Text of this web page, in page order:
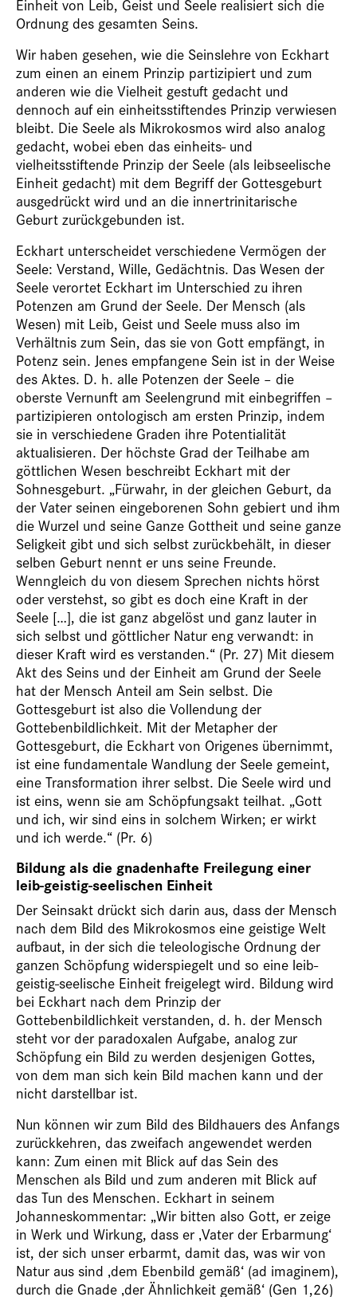
Einheit von Leib, Geist und Seele realisiert sich die
Ordnung des gesamten Seins.
Wir haben gesehen, wie die Seinslehre von Eckhart
zum einen an einem Prinzip partizipiert und zum
anderen wie die Vielheit gestuft gedacht und
dennoch auf ein einheitsstiftendes Prinzip verwiesen
bleibt. Die Seele als Mikrokosmos wird also analog
gedacht, wobei eben das einheits- und
vielheitsstiftende Prinzip der Seele (als leibseelische
Einheit gedacht) mit dem Begriff der Gottesgeburt
ausgedrückt wird und an die innertrinitarische
Geburt zurückgebunden ist.
Eckhart unterscheidet verschiedene Vermögen der
Seele: Verstand, Wille, Gedächtnis. Das Wesen der
Seele verortet Eckhart im Unterschied zu ihren
Potenzen am Grund der Seele. Der Mensch (als
Wesen) mit Leib, Geist und Seele muss also im
Verhältnis zum Sein, das sie von Gott empfängt, in
Potenz sein. Jenes empfangene Sein ist in der Weise
des Aktes. D. h. alle Potenzen der Seele – die
oberste Vernunft am Seelengrund mit einbegriffen –
partizipieren ontologisch am ersten Prinzip, indem
sie in verschiedene Graden ihre Potentialität
aktualisieren. Der höchste Grad der Teilhabe am
göttlichen Wesen beschreibt Eckhart mit der
Sohnesgeburt. „Fürwahr, in der gleichen Geburt, da
der Vater seinen eingeborenen Sohn gebiert und ihm
die Wurzel und seine Ganze Gottheit und seine ganze
Seligkeit gibt und sich selbst zurückbehält, in dieser
selben Geburt nennt er uns seine Freunde.
Wenngleich du von diesem Sprechen nichts hörst
oder verstehst, so gibt es doch eine Kraft in der
Seele […], die ist ganz abgelöst und ganz lauter in
sich selbst und göttlicher Natur eng verwandt: in
dieser Kraft wird es verstanden.“ (Pr. 27) Mit diesem
Akt des Seins und der Einheit am Grund der Seele
hat der Mensch Anteil am Sein selbst. Die
Gottesgeburt ist also die Vollendung der
Gottebenbildlichkeit. Mit der Metapher der
Gottesgeburt, die Eckhart von Origenes übernimmt,
ist eine fundamentale Wandlung der Seele gemeint,
eine Transformation ihrer selbst. Die Seele wird und
ist eins, wenn sie am Schöpfungsakt teilhat. „Gott
und ich, wir sind eins in solchem Wirken; er wirkt
und ich werde.“ (Pr. 6)
Bildung als die gnadenhafte Freilegung einer
leib-geistig-seelischen Einheit
Der Seinsakt drückt sich darin aus, dass der Mensch
nach dem Bild des Mikrokosmos eine geistige Welt
aufbaut, in der sich die teleologische Ordnung der
ganzen Schöpfung widerspiegelt und so eine leib-
geistig-seelische Einheit freigelegt wird. Bildung wird
bei Eckhart nach dem Prinzip der
Gottebenbildlichkeit verstanden, d. h. der Mensch
steht vor der paradoxalen Aufgabe, analog zur
Schöpfung ein Bild zu werden desjenigen Gottes,
von dem man sich kein Bild machen kann und der
nicht darstellbar ist.
Nun können wir zum Bild des Bildhauers des Anfangs
zurückkehren, das zweifach angewendet werden
kann: Zum einen mit Blick auf das Sein des
Menschen als Bild und zum anderen mit Blick auf
das Tun des Menschen. Eckhart in seinem
Johanneskommentar: „Wir bitten also Gott, er zeige
in Werk und Wirkung, dass er ‚Vater der Erbarmung‘
ist, der sich unser erbarmt, damit das, was wir von
Natur aus sind ‚dem Ebenbild gemäß‘ (ad imaginem),
durch die Gnade ‚der Ähnlichkeit gemäß‘ (Gen 1,26)